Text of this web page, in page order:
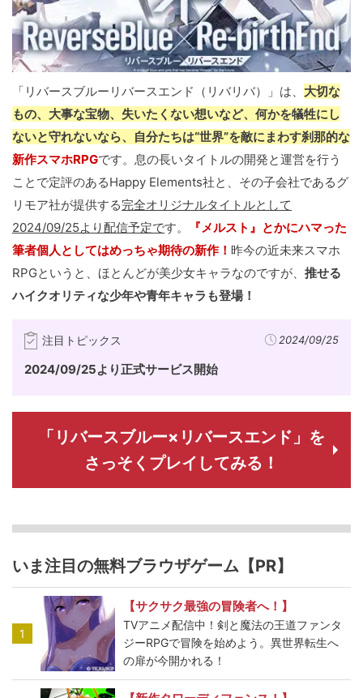
「リバースブルーリバースエンド（リバリバ）」は、 大切な
もの、大事な宝物、失いたくない想いなど、何かを犠牲にし
ないと守れないなら、自分たちは“世界”を敵にまわす刹那的な
新作スマホRPGです。息の長いタイトルの開発と運営を行う
ことで定評のあるHappy Elements社と、その子会社であるグ
リモア社が提供する完全オリジナルタイトルとして
2024/09/25より配信予定です。
『メルスト』とかにハマった
筆者個人としてはめっちゃ期待の新作！ 昨今の近未来スマホ
RPGというと、ほとんどが美少女キャラなのですが、 推せる
ハイクオリティな少年や青年キャラも登場！
注目トピックス 2024/09/25
2024/09/25より正式サービス開始
「リバースブルー×リバースエンド」を
さっそくプレイしてみる！
いま注目の無料ブラウザゲーム【PR】
1
【サクサク最強の冒険者へ！】
TVアニメ配信中！剣と魔法の王道ファンタ
ジーRPGで冒険を始めよう。異世界転生へ
の扉が今開かれる！